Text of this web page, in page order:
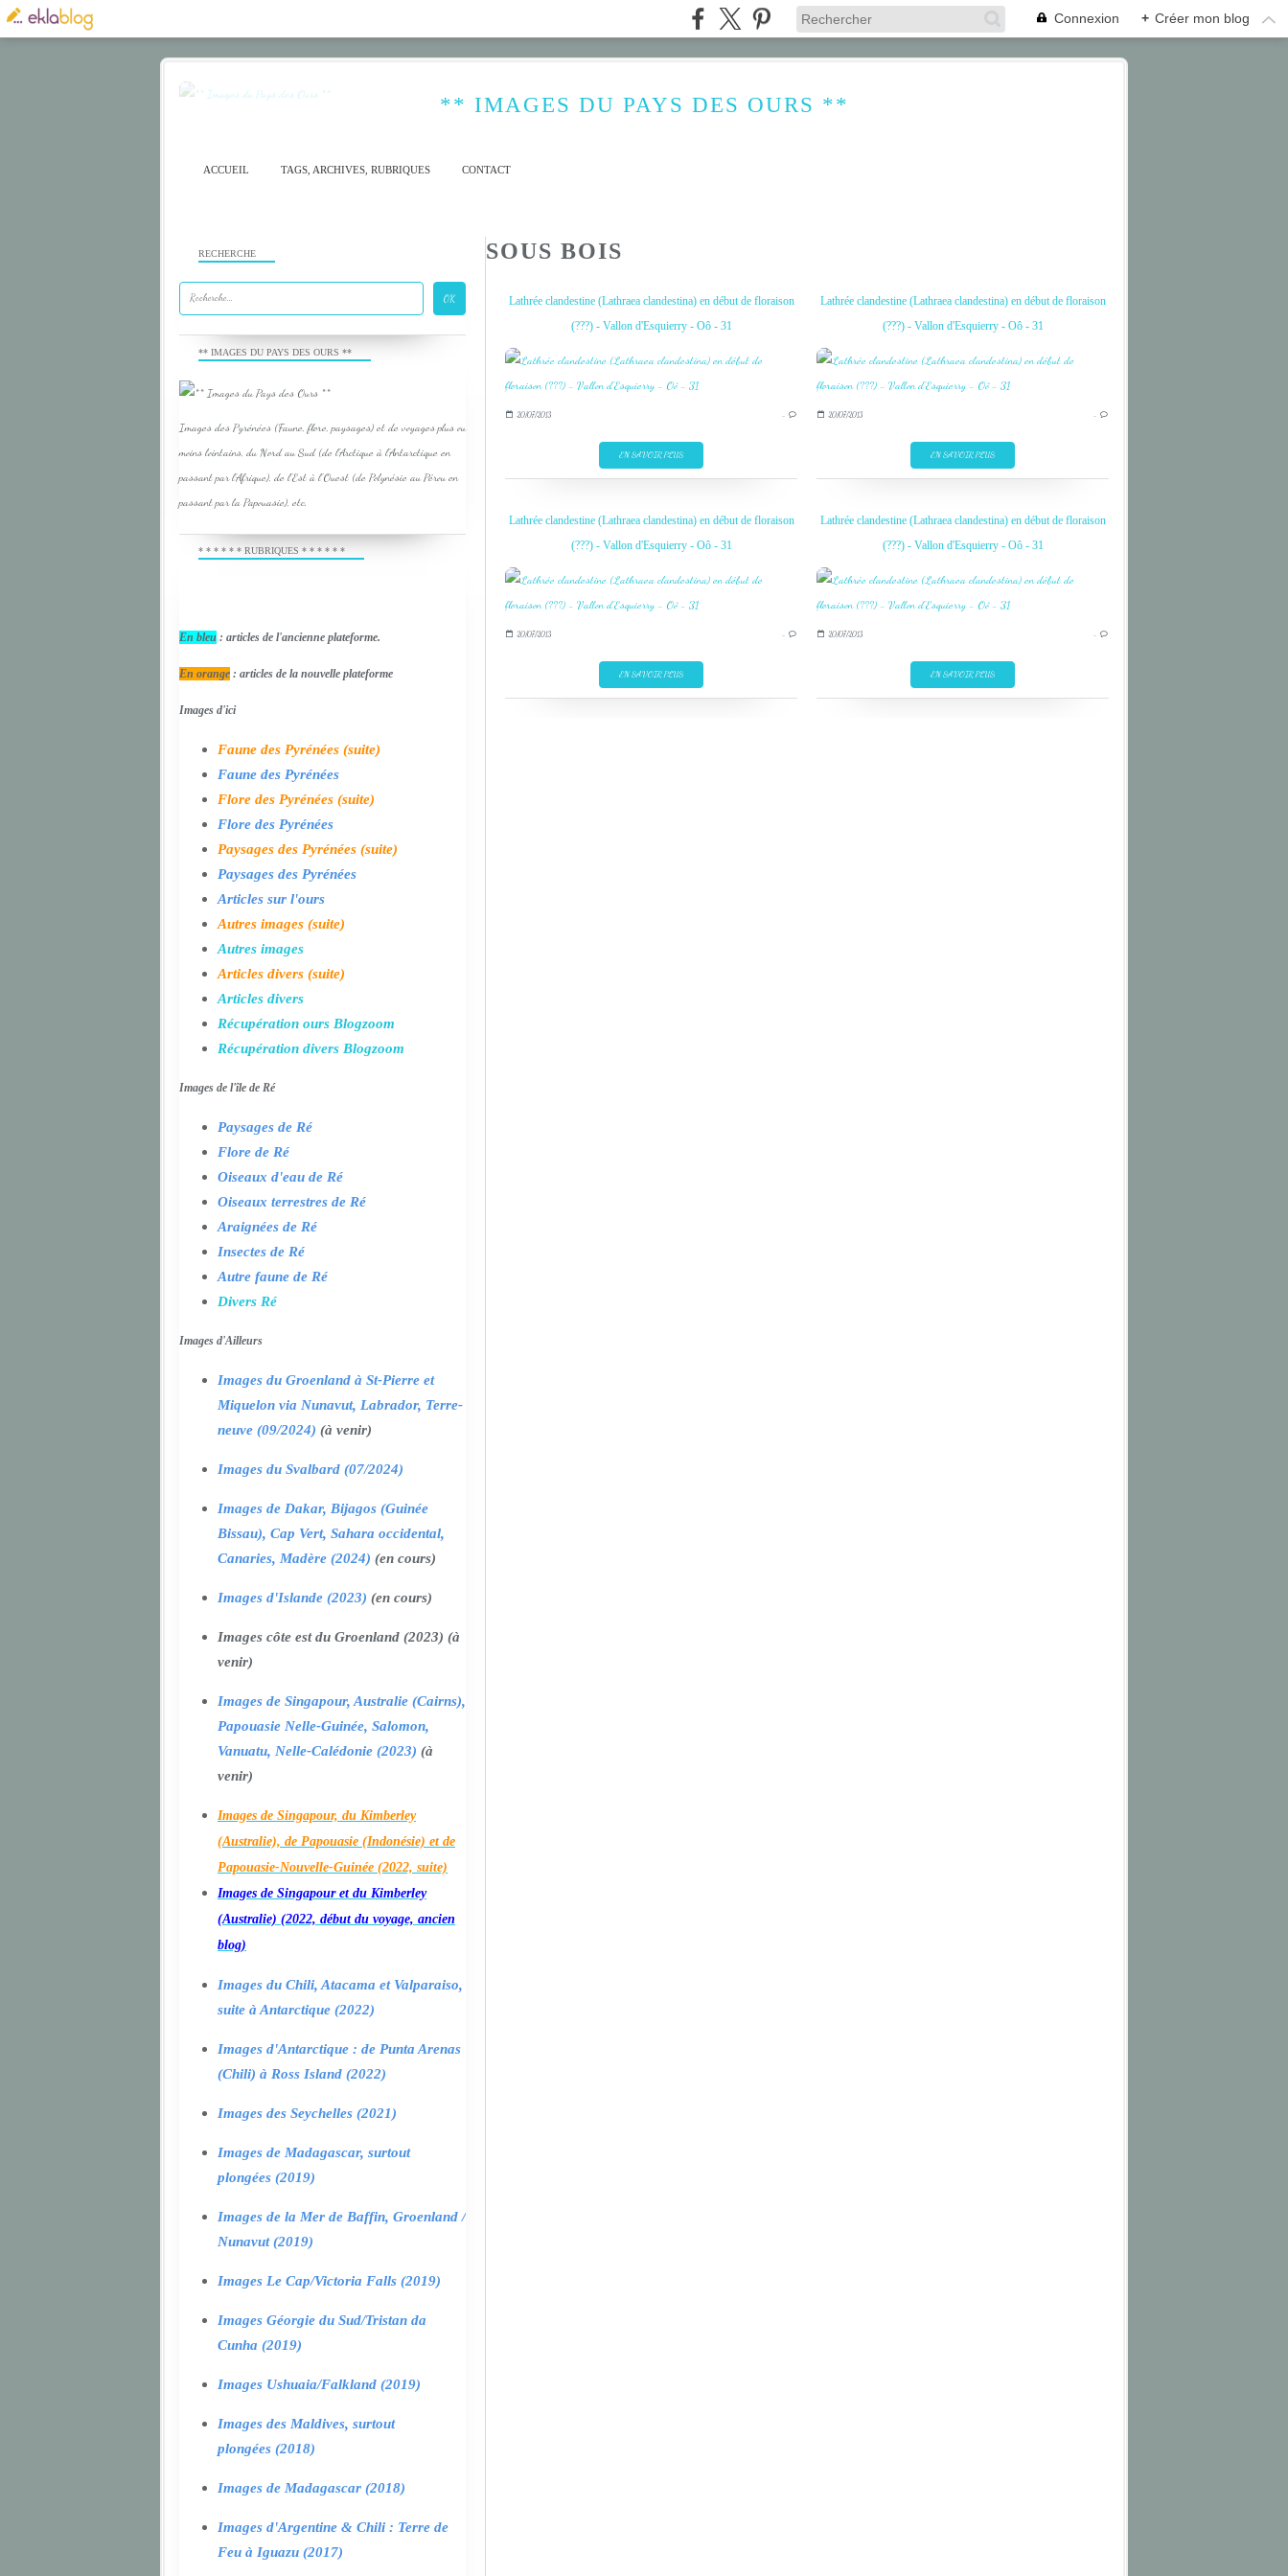
Connexion + Créer mon blog
** IMAGES DU PAYS DES OURS **
ACCUEIL TAGS, ARCHIVES, RUBRIQUES CONTACT
SOUS BOIS
Lathrée clandestine (Lathraea clandestina) en début de floraison
(???) - Vallon d'Esquierry - Oô - 31
FLEUR
20/07/2013 …
EN SAVOIR PLUS
Lathrée clandestine (Lathraea clandestina) en début de floraison
(???) - Vallon d'Esquierry - Oô - 31
20/07/2013 …
EN SAVOIR PLUS
Lathrée clandestine (Lathraea clandestina) en début de floraison
(???) - Vallon d'Esquierry - Oô - 31
FLEUR
20/07/2013 …
EN SAVOIR PLUS
Lathrée clandestine (Lathraea clandestina) en début de floraison
(???) - Vallon d'Esquierry - Oô - 31
20/07/2013 …
EN SAVOIR PLUS
RECHERCHE
** IMAGES DU PAYS DES OURS **
Images des Pyrénées (Faune, flore, paysages) et de voyages plus ou
moins lointains, du Nord au Sud (de l'Arctique à l'Antarctique en
passant par l'Afrique), de l'Est à l'Ouest (de Polynésie au Pérou en
passant par la Papouasie), etc.
* * * * * * RUBRIQUES * * * * * *
En bleu : articles de l'ancienne plateforme.
En orange : articles de la nouvelle plateforme
Images d'ici
Faune des Pyrénées (suite)
Faune des Pyrénées
Flore des Pyrénées (suite)
Flore des Pyrénées
Paysages des Pyrénées (suite)
Paysages des Pyrénées
Articles sur l'ours
Autres images (suite)
Autres images
Articles divers (suite)
Articles divers
Récupération ours Blogzoom
Récupération divers Blogzoom
Images de l'île de Ré
Paysages de Ré
Flore de Ré
Oiseaux d'eau de Ré
Oiseaux terrestres de Ré
Araignées de Ré
Insectes de Ré
Autre faune de Ré
Divers Ré
Images d'Ailleurs
Images du Groenland à St-Pierre et
Miquelon via Nunavut, Labrador, Terre-
neuve (09/2024) (à venir)
Images du Svalbard (07/2024)
Images de Dakar, Bijagos (Guinée
Bissau), Cap Vert, Sahara occidental,
Canaries, Madère (2024) (en cours)
Images d'Islande (2023) (en cours)
Images côte est du Groenland (2023) (à
venir)
Images de Singapour, Australie (Cairns),
Papouasie Nelle-Guinée, Salomon,
Vanuatu, Nelle-Calédonie (2023) (à
venir)
Images de Singapour, du Kimberley
(Australie), de Papouasie (Indonésie) et de
Papouasie-Nouvelle-Guinée (2022, suite)
Images de Singapour et du Kimberley
(Australie) (2022, début du voyage, ancien
blog)
Images du Chili, Atacama et Valparaiso,
suite à Antarctique (2022)
Images d'Antarctique : de Punta Arenas
(Chili) à Ross Island (2022)
Images des Seychelles (2021)
Images de Madagascar, surtout
plongées (2019)
Images de la Mer de Baffin, Groenland /
Nunavut (2019)
Images Le Cap/Victoria Falls (2019)
Images Géorgie du Sud/Tristan da
Cunha (2019)
Images Ushuaia/Falkland (2019)
Images des Maldives, surtout
plongées (2018)
Images de Madagascar (2018)
Images d'Argentine & Chili : Terre de
Feu à Iguazu (2017)